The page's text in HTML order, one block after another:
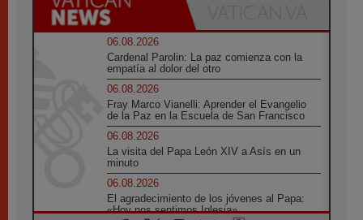
06.08.2026
Cardenal Parolin: La paz comienza con la
empatía al dolor del otro
06.08.2026
Fray Marco Vianelli: Aprender el Evangelio
de la Paz en la Escuela de San Francisco
06.08.2026
La visita del Papa León XIV a Asís en un
minuto
06.08.2026
El agradecimiento de los jóvenes al Papa:
«Hoy nos sentimos Iglesia»